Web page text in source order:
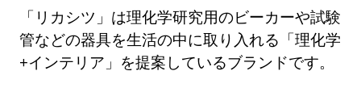
「リカシツ」は理化学研究用のビーカーや試験
管などの器具を生活の中に取り入れる「理化学
+インテリア」を提案しているブランドです。